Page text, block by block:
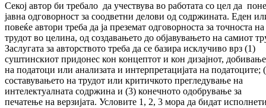
Секој автор би требало да учествува во работата со цел да
јавна одговорност за соодветни делови од содржината. Еден
повеќе автори треба да ја преземат одговорноста за точноста на
трудот во целина, од создавањето до објавувањето на самиот
Заслугата за авторството треба да се базира исклучиво врз (1)
суштинскиот придонес кон концептот и кон дизајнот,
на податоци или анализата и интерпретацијата на податоците;
составувањето на трудот или критичкото прегледување на
интелектуалната содржина и (3) конечното одобрување за
печатење на верзијата. Условите 1, 2, 3 мора да бидат